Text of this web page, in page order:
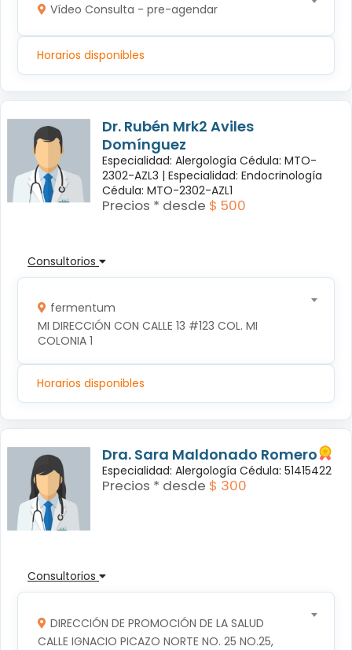
Vídeo Consulta - pre-agendar
Horarios disponibles
Dr. Rubén Mrk2 Aviles
Domínguez
Especialidad: Alergología Cédula: MTO-
2302-AZL3 | Especialidad: Endocrinología
Cédula: MTO-2302-AZL1
Precios * desde $ 500
Consultorios
fermentum
MI DIRECCIÓN CON CALLE 13 #123 COL. MI
COLONIA 1
Horarios disponibles
Dra. Sara Maldonado Romero
Especialidad: Alergología Cédula: 51415422
Precios * desde $ 300
Consultorios
DIRECCIÓN DE PROMOCIÓN DE LA SALUD
CALLE IGNACIO PICAZO NORTE NO. 25 NO.25,